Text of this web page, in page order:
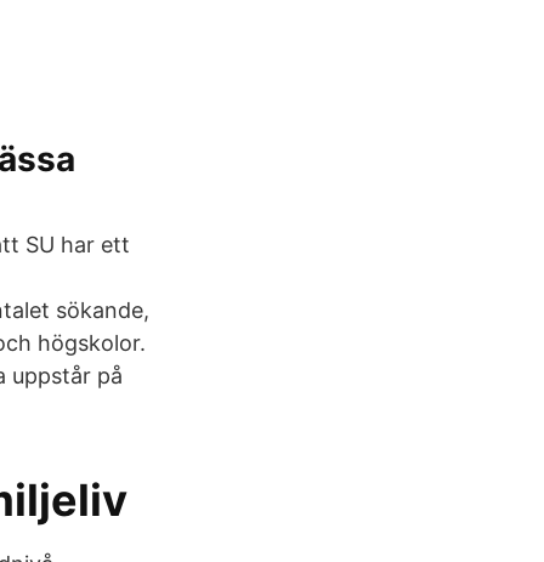
SU har ett
sökande,
högskolor.
uppstår på